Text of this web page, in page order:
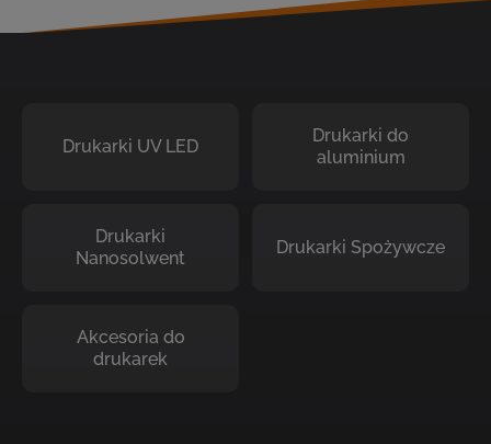
Drukarki UV LED
Drukarki do
aluminium
Drukarki
Nanosolwent
Drukarki Spożywcze
Akcesoria do
drukarek